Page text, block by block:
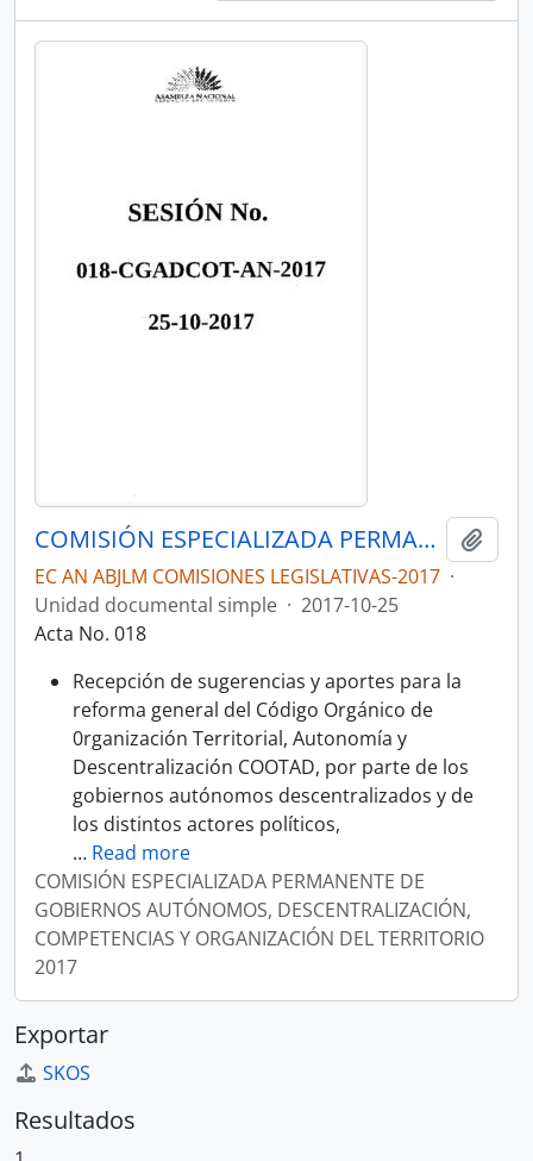
COMISIÓN ESPECIALIZADA PERMANENTE DE GOBIERNOS AUTÓNOMOS, DESCENTRALIZACIÓN, COMPETENCIAS Y ORGANIZACIÓN DEL TERRITORIO 2017
EC AN ABJLM COMISIONES LEGISLATIVAS-2017 ·
Unidad documental simple · 2017-10-25
Acta No. 018
Recepción de sugerencias y aportes para la
reforma general del Código Orgánico de
0rganización Territorial, Autonomía y
Descentralización COOTAD, por parte de los
gobiernos autónomos descentralizados y de
los distintos actores políticos,
… Read more
COMISIÓN ESPECIALIZADA PERMANENTE DE
GOBIERNOS AUTÓNOMOS, DESCENTRALIZACIÓN,
COMPETENCIAS Y ORGANIZACIÓN DEL TERRITORIO
2017
Exportar
SKOS
Resultados